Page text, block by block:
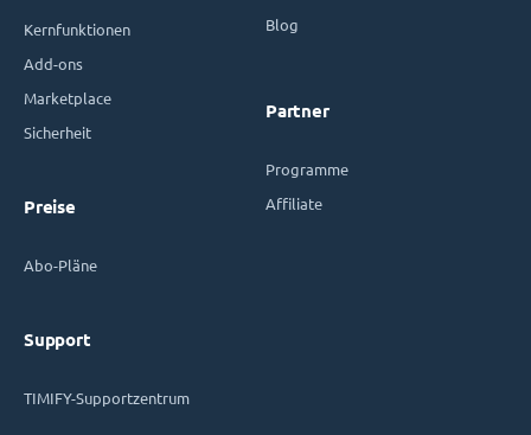
Kernfunktionen
Add-ons
Marketplace
Sicherheit
Preise
Abo-Pläne
Support
TIMIFY-Supportzentrum
Blog
Partner
Programme
Affiliate